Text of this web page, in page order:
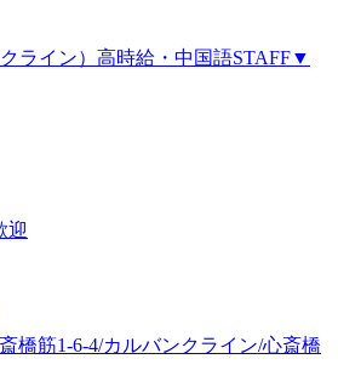
ライン）高時給・中国語STAFF▼
迎
橋筋1-6-4/カルバンクライン/心斎橋